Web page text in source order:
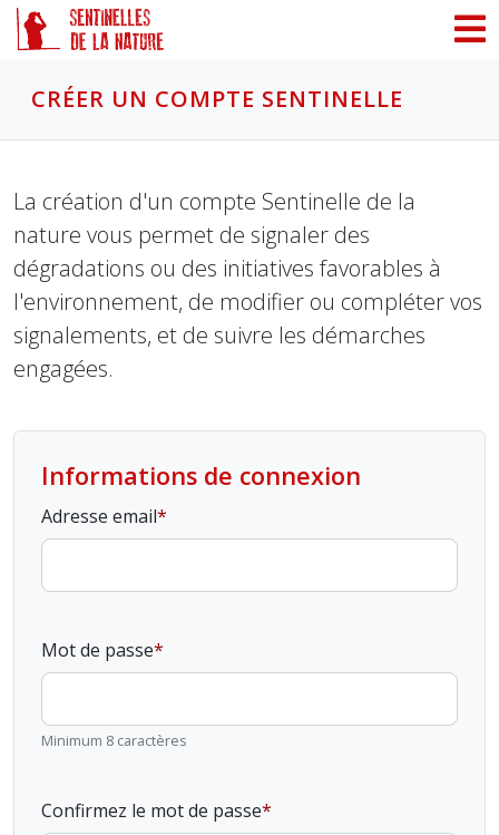
CRÉER UN COMPTE SENTINELLE
La création d'un compte Sentinelle de la
nature vous permet de signaler des
dégradations ou des initiatives favorables à
l'environnement, de modifier ou compléter vos
signalements, et de suivre les démarches
engagées.
Informations de connexion
Adresse email
Mot de passe
Minimum 8 caractères
Confirmez le mot de passe
Panneau de gestion des cookies